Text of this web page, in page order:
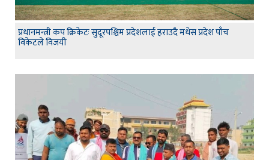
प्रधानमन्त्री कप क्रिकेटः सुदूरपश्चिम प्रदेशलाई हराउदै मधेस प्रदेश पाँच
विकेटले विजयी